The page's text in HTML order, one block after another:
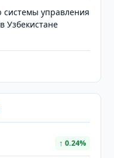
системы управления
Узбекистане
↑ 0.24%